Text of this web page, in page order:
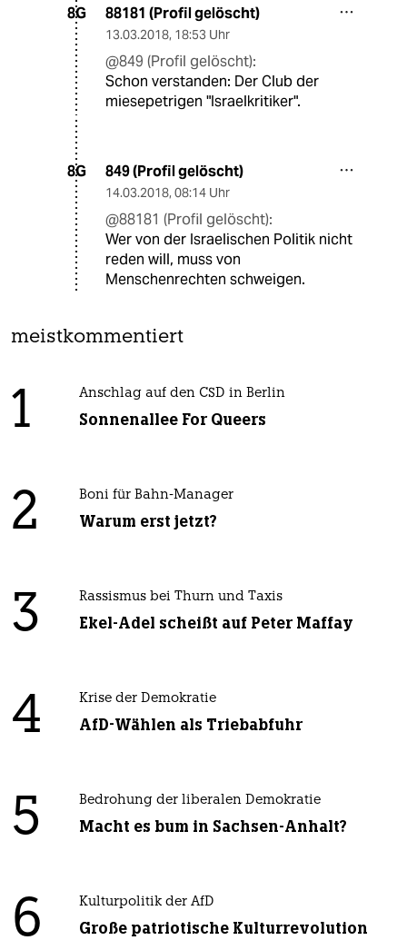
8G 88181 (Profil gelöscht)
13.03.2018, 18:53 Uhr
@849 (Profil gelöscht):
Schon verstanden: Der Club der
miesepetrigen "Israelkritiker".
8G 849 (Profil gelöscht)
14.03.2018, 08:14 Uhr
@88181 (Profil gelöscht):
Wer von der Israelischen Politik nicht
reden will, muss von
Menschenrechten schweigen.
meistkommentiert
1 Anschlag auf den CSD in Berlin
Sonnenallee For Queers
2 Boni für Bahn-Manager
Warum erst jetzt?
3 Rassismus bei Thurn und Taxis
Ekel-Adel scheißt auf Peter Maffay
4 Krise der Demokratie
AfD-Wählen als Triebabfuhr
5 Bedrohung der liberalen Demokratie
Macht es bum in Sachsen-Anhalt?
6 Kulturpolitik der AfD
Große patriotische Kulturrevolution